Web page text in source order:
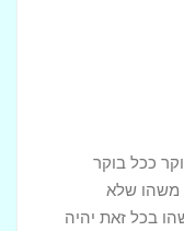
ככל בוקר
משהו שלא
בכל זאת יהיה